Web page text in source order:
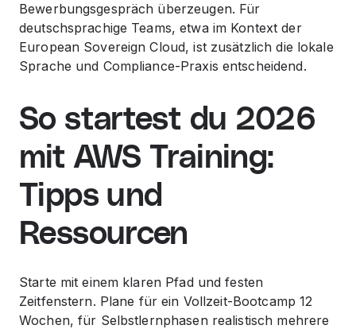
Bewerbungsgespräch überzeugen. Für
deutschsprachige Teams, etwa im Kontext der
European Sovereign Cloud, ist zusätzlich die lokale
Sprache und Compliance-Praxis entscheidend.
So startest du 2026
mit AWS Training:
Tipps und
Ressourcen
Starte mit einem klaren Pfad und festen
Zeitfenstern. Plane für ein Vollzeit-Bootcamp 12
Wochen, für Selbstlernphasen realistisch mehrere